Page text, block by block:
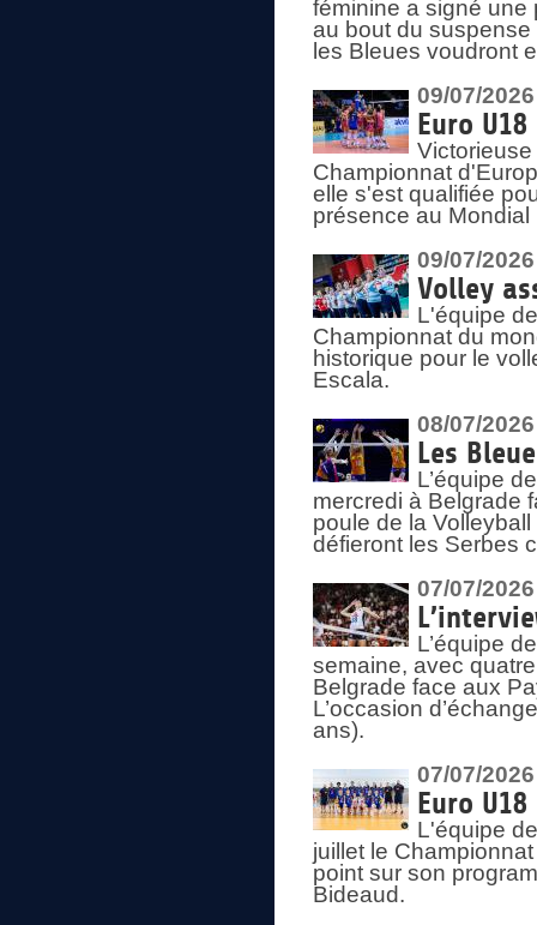
féminine a signé une
au bout du
les Bleues voudront
09/07/2026
Euro
Championnat
elle s'est qualifiée
présence au
09/07/2026
Volley
L'équipe
Championnat du
historique pour le
Escala.
08/07/2026
Les
L’équipe
mercredi à Belgrade
poule de la
défieront les Serbes
07/07/2026
L’équipe
semaine, avec
Belgrade face aux
L’occasion
ans).
07/07/2026
Euro
L'équipe
juillet le
point sur son
Bideaud.